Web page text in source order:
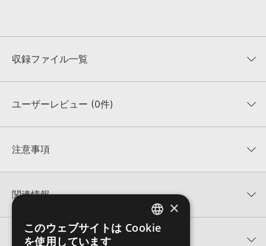
収録ファイル一覧
収録ファイル一覧
ユーザーレビュー (0件)
★★★★★
★5
★2
★1
0%
注意事項
KONTAKTフォーマットは、
でお使いいただけます。無償版のKONTAKT PLAYERではお使いい
ただけませんので、ご注意ください。また、「ライブラリ・タブ」
への表示にも対応しておりません。
4GBを超えるデータに関するご注意：
FAT32でフォーマットされた
関連情報
ASTRO LOOPS 製品一覧
RED MOON RNBのサポート情報
関連サポート情報
ENGLISH
×
このウェブサイトは Cookie
を使用しています